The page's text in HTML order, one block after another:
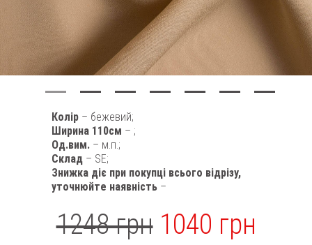
Колір – бежевий;
Ширина 110см – ;
Од.вим. – м.п.;
Склад – SE;
Знижка діє при покупці всього відрізу,
уточнюйте наявність –
1248 грн 1040 грн